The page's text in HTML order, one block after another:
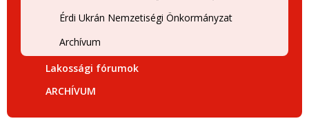
Érdi Ukrán Nemzetiségi Önkormányzat
Archívum
Lakossági fórumok
ARCHÍVUM